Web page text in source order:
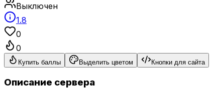
Выключен
1.8
0
0
Купить баллы Выделить цветом Кнопки для сайта
Описание сервера